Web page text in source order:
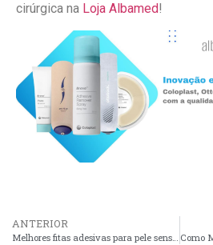
cirúrgica na Loja Albamed!
ANTERIOR
Melhores fitas adesivas para pele sensível